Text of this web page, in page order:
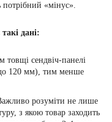
потрібний «мінус».
дані:
товщі сендвіч-панелі
120 мм), тим менше
розуміти не лише
з якою товар заходить